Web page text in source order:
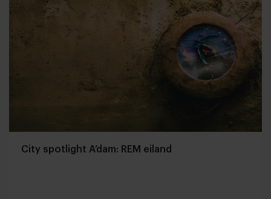
City spotlight A’dam: REM eiland